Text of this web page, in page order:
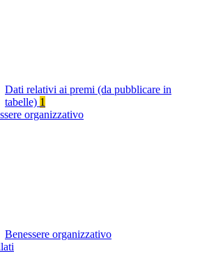
Dati relativi ai premi (da pubblicare in
tabelle) 1
organizzativo
Benessere organizzativo